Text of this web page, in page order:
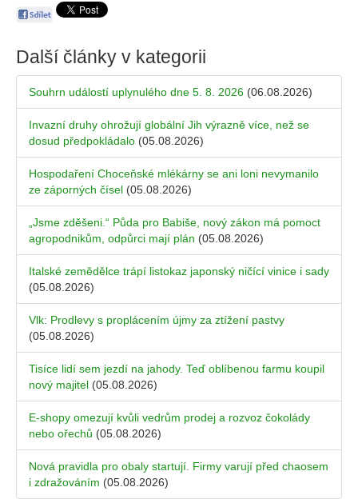
Další články v kategorii
Souhrn událostí uplynulého dne 5. 8. 2026 (06.08.2026)
Invazní druhy ohrožují globální Jih výrazně více, než se
dosud předpokládalo (05.08.2026)
Hospodaření Choceňské mlékárny se ani loni nevymanilo
ze záporných čísel (05.08.2026)
„Jsme zděšeni.“ Půda pro Babiše, nový zákon má pomoct
agropodnikům, odpůrci mají plán (05.08.2026)
Italské zemědělce trápí listokaz japonský ničící vinice i sady
(05.08.2026)
Vlk: Prodlevy s proplácením újmy za ztížení pastvy
(05.08.2026)
Tisíce lidí sem jezdí na jahody. Teď oblíbenou farmu koupil
nový majitel (05.08.2026)
E-shopy omezují kvůli vedrům prodej a rozvoz čokolády
nebo ořechů (05.08.2026)
Nová pravidla pro obaly startují. Firmy varují před chaosem
i zdražováním (05.08.2026)